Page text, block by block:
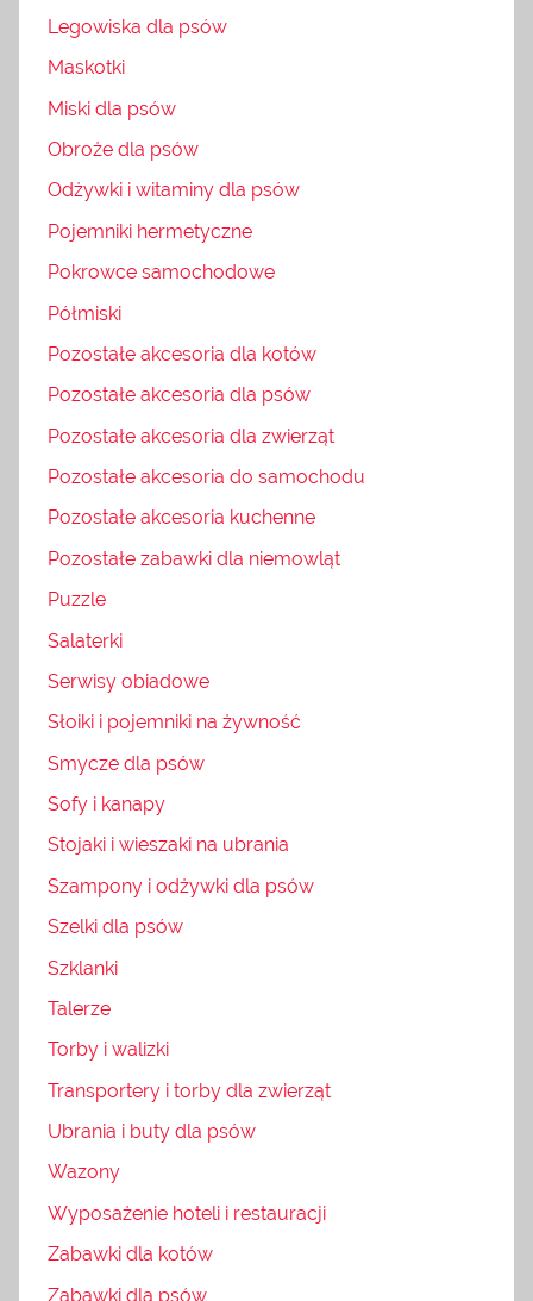
Legowiska dla psów
Maskotki
Miski dla psów
Obroże dla psów
Odżywki i witaminy dla psów
Pojemniki hermetyczne
Pokrowce samochodowe
Półmiski
Pozostałe akcesoria dla kotów
Pozostałe akcesoria dla psów
Pozostałe akcesoria dla zwierząt
Pozostałe akcesoria do samochodu
Pozostałe akcesoria kuchenne
Pozostałe zabawki dla niemowląt
Puzzle
Salaterki
Serwisy obiadowe
Słoiki i pojemniki na żywność
Smycze dla psów
Sofy i kanapy
Stojaki i wieszaki na ubrania
Szampony i odżywki dla psów
Szelki dla psów
Szklanki
Talerze
Torby i walizki
Transportery i torby dla zwierząt
Ubrania i buty dla psów
Wazony
Wyposażenie hoteli i restauracji
Zabawki dla kotów
Zabawki dla psów